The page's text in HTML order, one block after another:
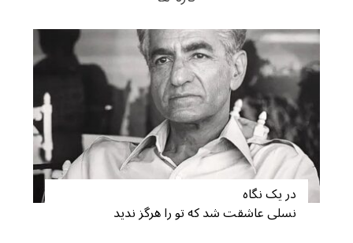
در یک نگاه
نسلی عاشقت شد که تو را هرگز ندید
r
c
h
f
o
r
: